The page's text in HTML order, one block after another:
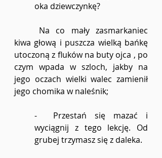
oka dziewczynkę?
kiwa głową i puszcza wielką bańkę
utoczoną z fluków na buty ojca , po
czym wpada w szloch, jakby na
jego oczach wielki walec zamienił
jego chomika w naleśnik;
-  Przestań się mazać i
wyciągnij z tego lekcję. Od
grubej trzymasz się z daleka.